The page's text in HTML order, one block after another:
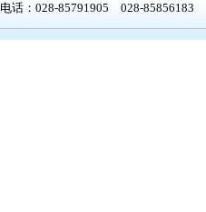
电话：028-85791905 028-85856183